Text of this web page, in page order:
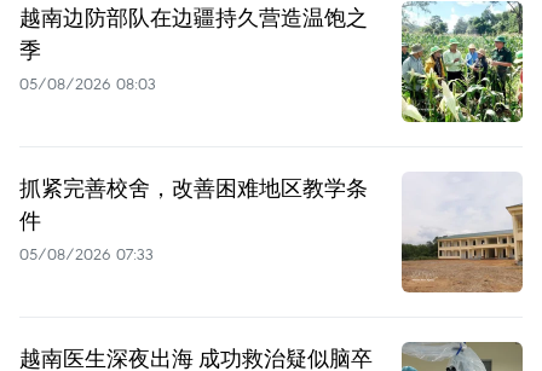
越南边防部队在边疆持久营造温饱之
季
05/08/2026 08:03
抓紧完善校舍，改善困难地区教学条
件
05/08/2026 07:33
越南医生深夜出海 成功救治疑似脑卒